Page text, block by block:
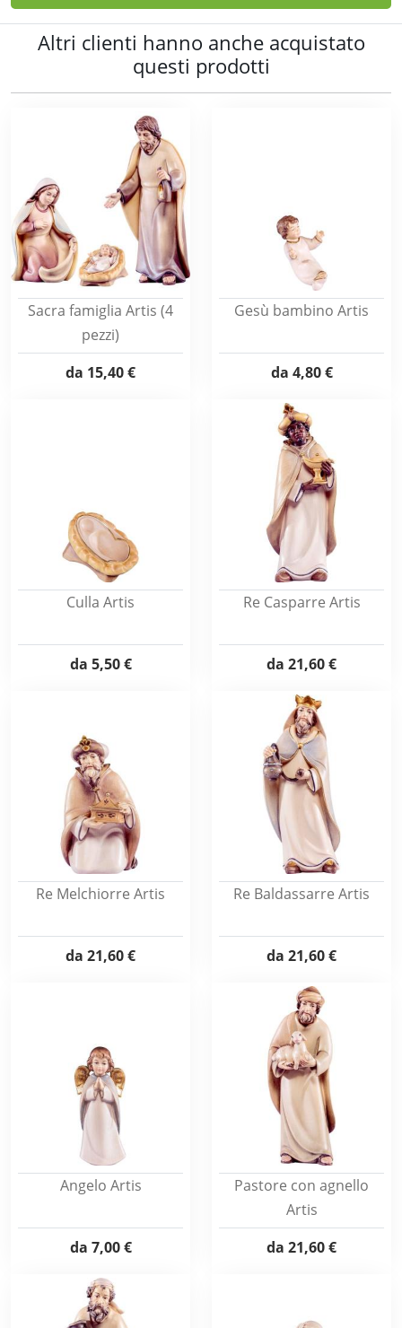
Altri clienti hanno anche acquistato
questi prodotti
Sacra famiglia Artis (4
pezzi)
da 15,40 €
Gesù bambino Artis
da 4,80 €
Culla Artis
da 5,50 €
Re Casparre Artis
da 21,60 €
Re Melchiorre Artis
da 21,60 €
Re Baldassarre Artis
da 21,60 €
Angelo Artis
da 7,00 €
Pastore con agnello
Artis
da 21,60 €